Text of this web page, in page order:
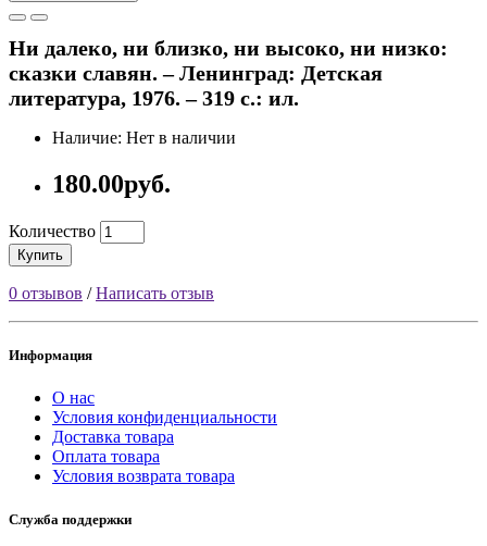
Ни далеко, ни близко, ни высоко, ни низко:
сказки славян. – Ленинград: Детская
литература, 1976. – 319 с.: ил.
Наличие: Нет в наличии
180.00руб.
Количество
Купить
0 отзывов /Написать отзыв
Информация
О нас
Условия конфиденциальности
Доставка товара
Оплата товара
Условия возврата товара
Служба поддержки